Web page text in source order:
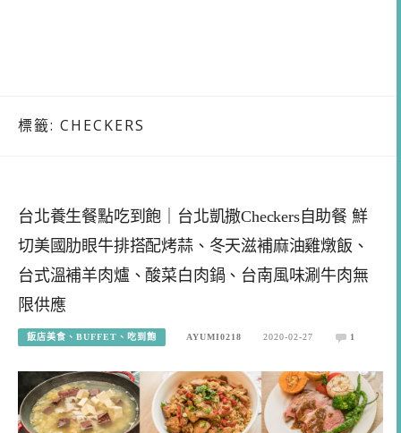
標籤: CHECKERS
台北養生餐點吃到飽｜台北凱撒Checkers自助餐 鮮
切美國肋眼牛排搭配烤蒜、冬天滋補麻油雞燉飯、
台式溫補羊肉爐、酸菜白肉鍋、台南風味涮牛肉無
限供應
飯店美食、BUFFET、吃到飽 AYUMI0218 2020-02-27 1